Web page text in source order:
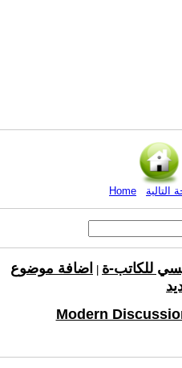
Home التالية
للكاتب-ة
اضافة موضوع
Modern